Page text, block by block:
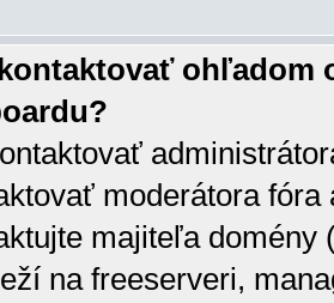
ohľadom
moderátora
majiteľa
na freeserveri,